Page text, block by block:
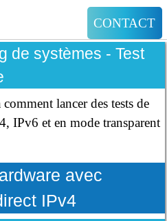
CONTACT
de systèmes - Test
lancer des tests de
IPv6 et en mode transparent
avec
IPv4